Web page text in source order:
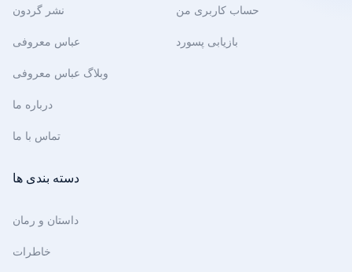
نشر گردون
عباس معروفی
وبلاگ عباس معروفی
درباره ما
تماس با ما
حساب کاربری من
بازیابی پسورد
دسته بندی ها
داستان و رمان
خاطرات